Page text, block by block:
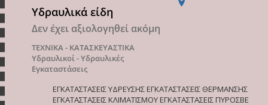
Υδραυλικά είδη
Δεν έχει αξιολογηθεί ακόμη
ΤΕΧΝΙΚΑ - ΚΑΤΑΣΚΕΥΑΣΤΙΚΑ
Υδραυλικοί - Υδραυλικές
Εγκαταστάσεις
ΕΓΚΑΤΑΣΤΑΣΕΙΣ ΥΔΡΕΥΣΗΣ ΕΓΚΑΤΑΣΤΑΣΕΙΣ ΘΕΡΜΑΝΣΗΣ
ΕΓΚΑΤΑΣΤΑΣΕΙΣ ΚΛΙΜΑΤΙΣΜΟΥ ΕΓΚΑΤΑΣΤΑΣΕΙΣ ΠΥΡΟΣΒΕ